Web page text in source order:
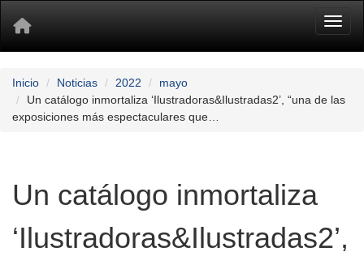
Inicio Noticias 2022
mayo
Un catálogo inmortaliza ‘Ilustradoras&Ilustradas2’, “una de las
exposiciones más espectaculares que…
Un catálogo inmortaliza
‘Ilustradoras&Ilustradas2’,